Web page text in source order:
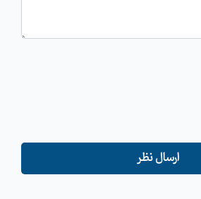
ارسال نظر